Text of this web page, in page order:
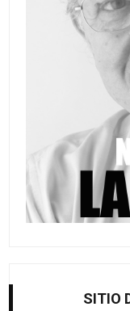
SITIO